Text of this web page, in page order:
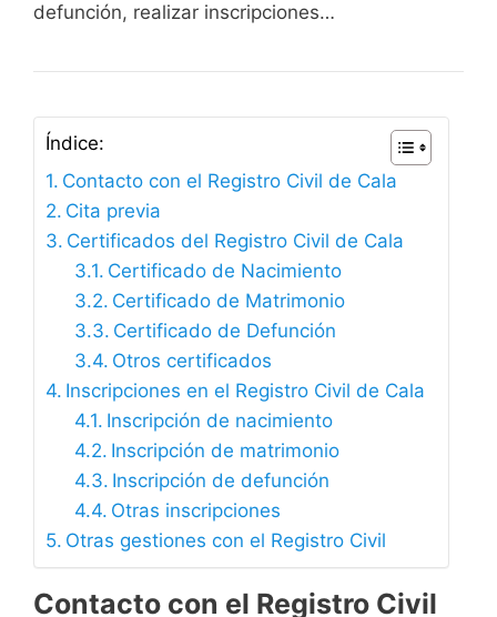
defunción, realizar inscripciones…
Índice:
Contacto con el Registro Civil de Cala
Cita previa
Certificados del Registro Civil de Cala
Certificado de Nacimiento
Certificado de Matrimonio
Certificado de Defunción
Otros certificados
Inscripciones en el Registro Civil de Cala
Inscripción de nacimiento
Inscripción de matrimonio
Inscripción de defunción
Otras inscripciones
Otras gestiones con el Registro Civil
Contacto con el Registro Civil